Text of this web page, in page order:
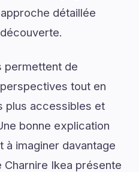
détaillée
permettent de
tout en
plus accessibles et
bonne explication
imaginer davantage
Ikea présente